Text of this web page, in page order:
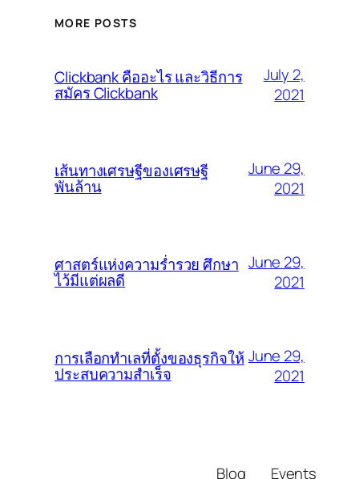
MORE POSTS
Clickbank คืออะไร และวิธีการ
สมัคร Clickbank
July 2,
2021
เส้นทางเศรษฐีของเศรษฐี
พันล้าน
June 29,
2021
ศาสตร์แห่งความร่ำรวย ศึกษา
ไว้มีแต่ผลดี
June 29,
2021
การเลือกทำเลที่ตั้งของธุรกิจให้
ประสบความสำเร็จ
June 29,
2021
Blog Events